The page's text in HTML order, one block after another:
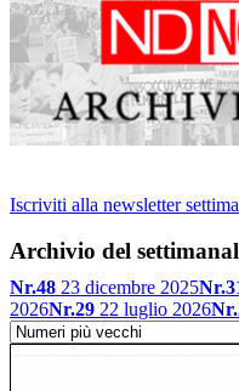
Iscriviti alla newsletter
Archivio del
Nr.48 23 dicembre 2025
2026Nr.29 22 luglio 2026